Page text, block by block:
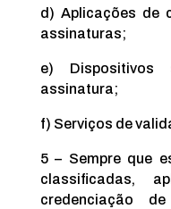
d) Aplicações de
assinaturas;
e)
assinatura;
f) Serviços de
5 – Sempre que
classificadas,
credenciação